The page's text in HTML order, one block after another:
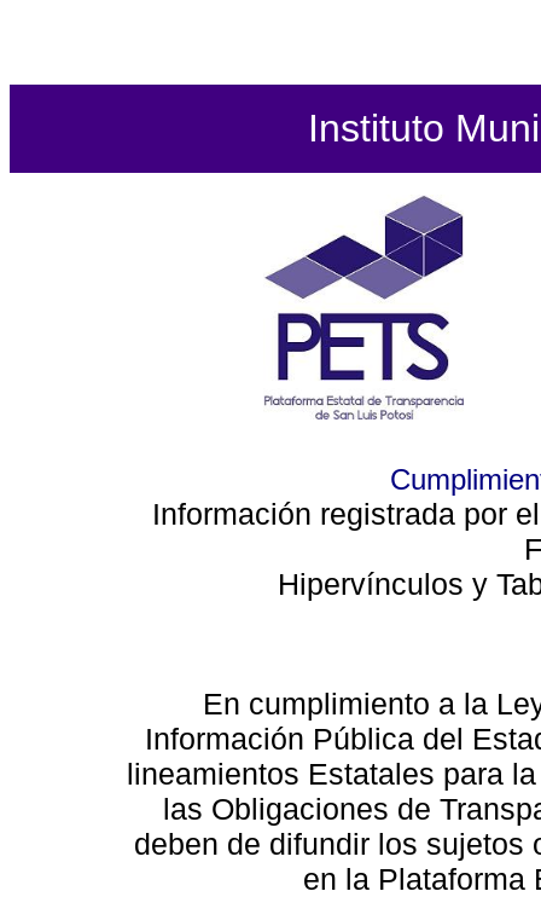
Instituto
Información registrada por
Hipervínculos y
En cumplimiento a la
Información Pública del
lineamientos Estatales para
las Obligaciones de
deben de difundir los sujetos
en la Plataforma